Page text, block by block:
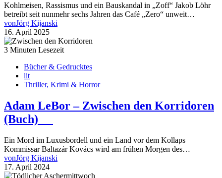
Kohlmeisen, Rassismus und ein Bauskandal in „Zoff“ Jakob Löhr
betreibt seit nunmehr sechs Jahren das Café „Zero“ unweit…
vonJörg Kijanski
16. April 2025
3 Minuten Lesezeit
Bücher & Gedrucktes
lit
Thriller, Krimi & Horror
Adam LeBor – Zwischen den Korridoren
(Buch)
Ein Mord im Luxusbordell und ein Land vor dem Kollaps
Kommissar Baltazár Kovács wird am frühen Morgen des…
vonJörg Kijanski
17. April 2024